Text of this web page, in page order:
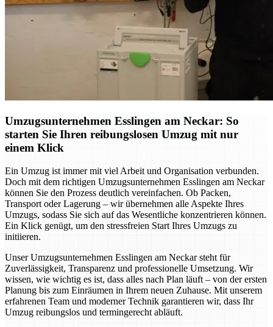
Umzugsunternehmen Esslingen am Neckar: So
starten Sie Ihren reibungslosen Umzug mit nur
einem Klick
Ein Umzug ist immer mit viel Arbeit und Organisation verbunden.
Doch mit dem richtigen Umzugsunternehmen Esslingen am Neckar
können Sie den Prozess deutlich vereinfachen. Ob Packen,
Transport oder Lagerung – wir übernehmen alle Aspekte Ihres
Umzugs, sodass Sie sich auf das Wesentliche konzentrieren können.
Ein Klick genügt, um den stressfreien Start Ihres Umzugs zu
initiieren.
Unser Umzugsunternehmen Esslingen am Neckar steht für
Zuverlässigkeit, Transparenz und professionelle Umsetzung. Wir
wissen, wie wichtig es ist, dass alles nach Plan läuft – von der ersten
Planung bis zum Einräumen in Ihrem neuen Zuhause. Mit unserem
erfahrenen Team und moderner Technik garantieren wir, dass Ihr
Umzug reibungslos und termingerecht abläuft.